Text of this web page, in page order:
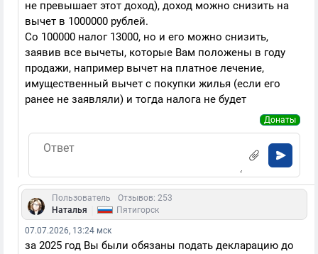
не превышает этот доход), доход можно снизить на
вычет в 1000000 рублей.
Со 100000 налог 13000, но и его можно снизить,
заявив все вычеты, которые Вам положены в году
продажи, например вычет на платное лечение,
имущественный вычет с покупки жилья (если его
ранее не заявляли) и тогда налога не будет
Донаты
Пользователь
Отзывов: 253
Наталья
Пятигорск
07.07.2026, 13:24 мск
за 2025 год Вы были обязаны подать декларацию до